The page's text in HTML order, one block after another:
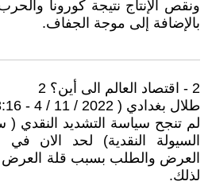
ونقص الإنتاج نتيجة كورونا
بالإضافة إلى موجة الجفاف.
2 - اقتصاد العالم الى أين؟ 2
طلال بغدادي ( 2022 / 11 / 4 - 03:16 )
لم تنجح سياسة التشديد
السيولة النقدية) لحد الان في
العرض والطلب بسبب قلة العرض
لذلك.